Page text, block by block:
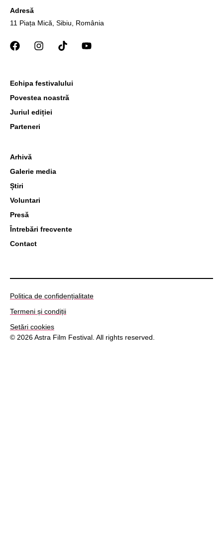
Adresă
11 Piața Mică, Sibiu, România
Arhivă
Galerie media
Știri
Voluntari
Presă
Întrebări frecvente
Contact
Echipa festivalului
Povestea noastră
Juriul ediției
Parteneri
Politica de confidențialitate
Termeni și condiții
Setări cookies
© 2026 Astra Film Festival. All rights reserved.